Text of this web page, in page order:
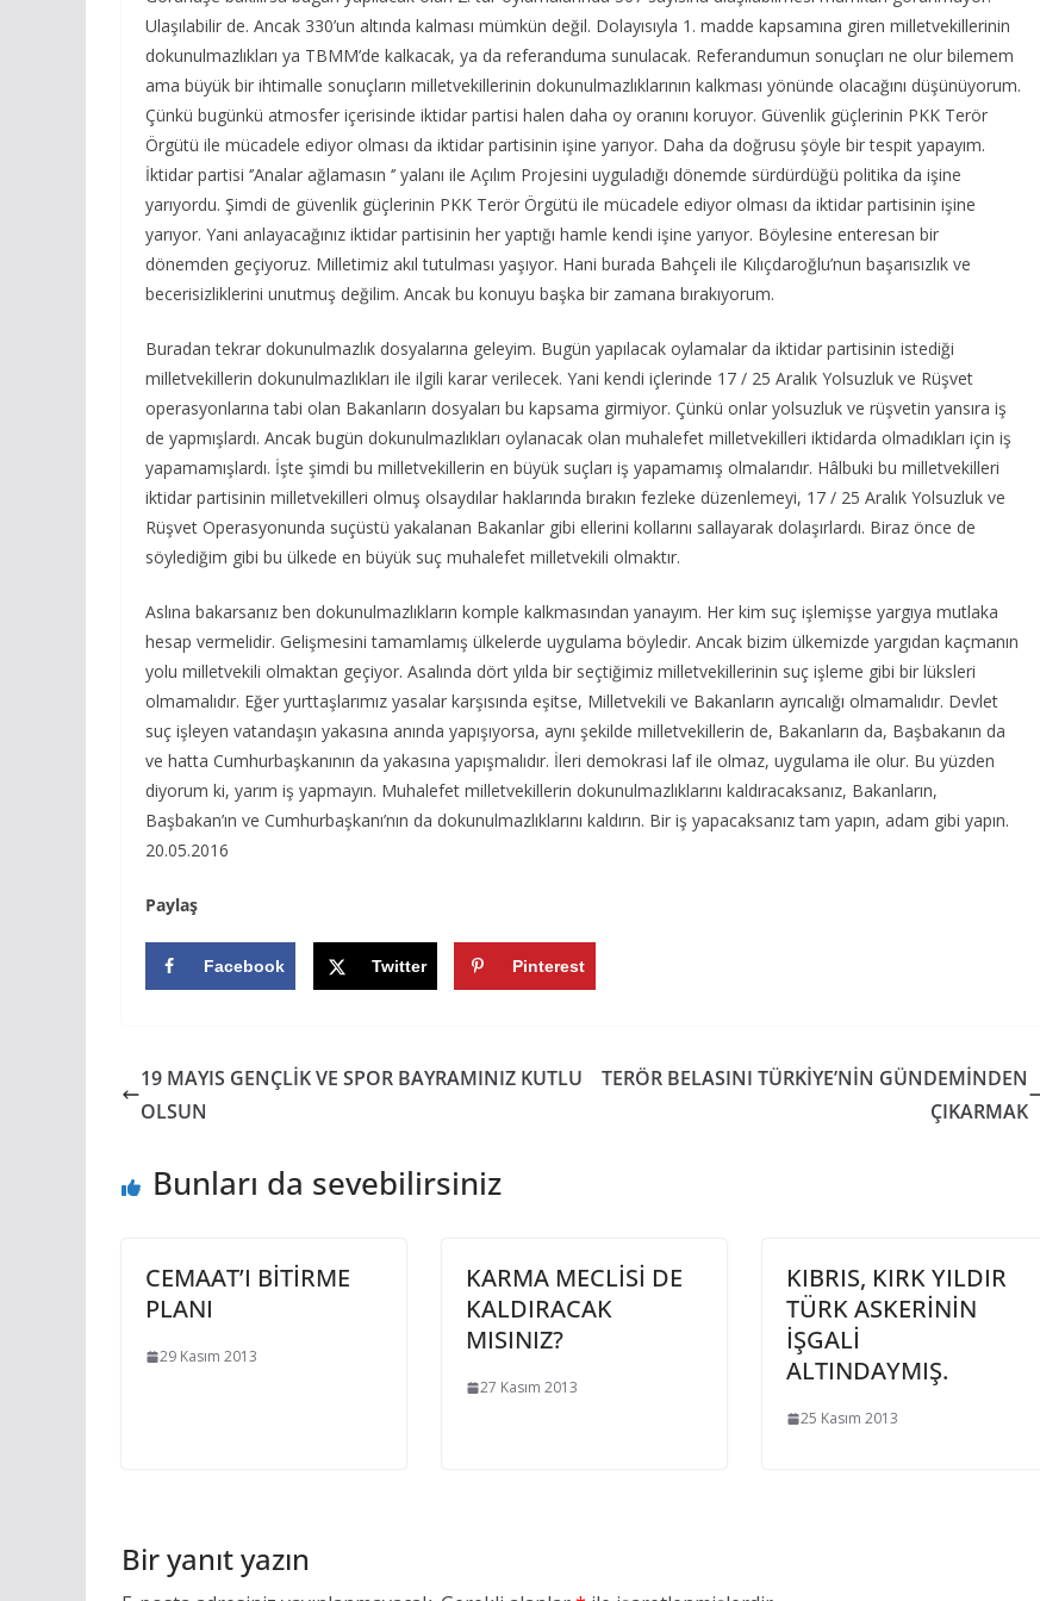
Ulaşılabilir de. Ancak 330’un altında kalması mümkün değil. Dolayısıyla 1. madde kapsamına giren milletvekillerinin
dokunulmazlıkları ya TBMM’de kalkacak, ya da referanduma sunulacak. Referandumun sonuçları ne olur bilemem
ama büyük bir ihtimalle sonuçların milletvekillerinin dokunulmazlıklarının kalkması yönünde olacağını düşünüyorum.
Çünkü bugünkü atmosfer içerisinde iktidar partisi halen daha oy oranını koruyor. Güvenlik güçlerinin PKK Terör
Örgütü ile mücadele ediyor olması da iktidar partisinin işine yarıyor. Daha da doğrusu şöyle bir tespit yapayım.
İktidar partisi ‘’Analar ağlamasın ‘’ yalanı ile Açılım Projesini uyguladığı dönemde sürdürdüğü politika da işine
yarıyordu. Şimdi de güvenlik güçlerinin PKK Terör Örgütü ile mücadele ediyor olması da iktidar partisinin işine
yarıyor. Yani anlayacağınız iktidar partisinin her yaptığı hamle kendi işine yarıyor. Böylesine enteresan bir
dönemden geçiyoruz. Milletimiz akıl tutulması yaşıyor. Hani burada Bahçeli ile Kılıçdaroğlu’nun başarısızlık ve
becerisizliklerini unutmuş değilim. Ancak bu konuyu başka bir zamana bırakıyorum.
Buradan tekrar dokunulmazlık dosyalarına geleyim. Bugün yapılacak oylamalar da iktidar partisinin istediği
milletvekillerin dokunulmazlıkları ile ilgili karar verilecek. Yani kendi içlerinde 17 / 25 Aralık Yolsuzluk ve Rüşvet
operasyonlarına tabi olan Bakanların dosyaları bu kapsama girmiyor. Çünkü onlar yolsuzluk ve rüşvetin yansıra iş
de yapmışlardı. Ancak bugün dokunulmazlıkları oylanacak olan muhalefet milletvekilleri iktidarda olmadıkları için iş
yapamamışlardı. İşte şimdi bu milletvekillerin en büyük suçları iş yapamamış olmalarıdır. Hâlbuki bu milletvekilleri
iktidar partisinin milletvekilleri olmuş olsaydılar haklarında bırakın fezleke düzenlemeyi, 17 / 25 Aralık Yolsuzluk ve
Rüşvet Operasyonunda suçüstü yakalanan Bakanlar gibi ellerini kollarını sallayarak dolaşırlardı. Biraz önce de
söylediğim gibi bu ülkede en büyük suç muhalefet milletvekili olmaktır.
Aslına bakarsanız ben dokunulmazlıkların komple kalkmasından yanayım. Her kim suç işlemişse yargıya mutlaka
hesap vermelidir. Gelişmesini tamamlamış ülkelerde uygulama böyledir. Ancak bizim ülkemizde yargıdan kaçmanın
yolu milletvekili olmaktan geçiyor. Asalında dört yılda bir seçtiğimiz milletvekillerinin suç işleme gibi bir lüksleri
olmamalıdır. Eğer yurttaşlarımız yasalar karşısında eşitse, Milletvekili ve Bakanların ayrıcalığı olmamalıdır. Devlet
suç işleyen vatandaşın yakasına anında yapışıyorsa, aynı şekilde milletvekillerin de, Bakanların da, Başbakanın da
ve hatta Cumhurbaşkanının da yakasına yapışmalıdır. İleri demokrasi laf ile olmaz, uygulama ile olur. Bu yüzden
diyorum ki, yarım iş yapmayın. Muhalefet milletvekillerin dokunulmazlıklarını kaldıracaksanız, Bakanların,
Başbakan’ın ve Cumhurbaşkanı’nın da dokunulmazlıklarını kaldırın. Bir iş yapacaksanız tam yapın, adam gibi yapın.
20.05.2016
Paylaş
Facebook Twitter Pinterest
19 MAYIS GENÇLİK VE SPOR BAYRAMINIZ KUTLU
OLSUN
TERÖR BELASINI TÜRKİYE’NİN GÜNDEMİNDEN
ÇIKARMAK
Bunları da sevebilirsiniz
CEMAAT’I BİTİRME
PLANI
29 Kasım 2013
KARMA MECLİSİ DE
KALDIRACAK
MISINIZ?
27 Kasım 2013
KIBRIS, KIRK YILDIR
TÜRK ASKERİNİN
İŞGALİ
ALTINDAYMIŞ.
25 Kasım 2013
Bir yanıt yazın